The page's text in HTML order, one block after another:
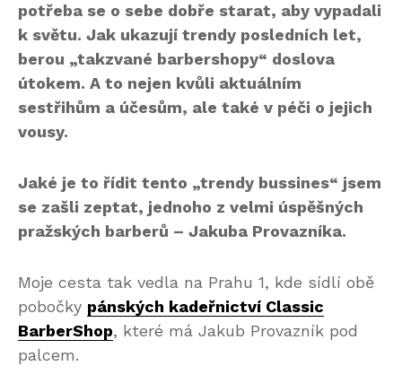
potřeba se o sebe dobře starat, aby vypadali
k světu. Jak ukazují trendy posledních let,
berou „takzvané barbershopy“ doslova
útokem. A to nejen kvůli aktuálním
sestřihům a účesům, ale také v péči o jejich
vousy.
Jaké je to řídit tento „trendy bussines“ jsem
se zašli zeptat, jednoho z velmi úspěšných
pražských barberů – Jakuba Provazníka.
Moje cesta tak vedla na Prahu 1, kde sídlí obě
pobočky pánských kadeřnictví Classic
BarberShop, které má Jakub Provazník pod
palcem.